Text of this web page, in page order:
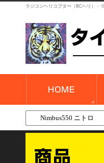
ラジコンヘリコプター（RCヘリ）・